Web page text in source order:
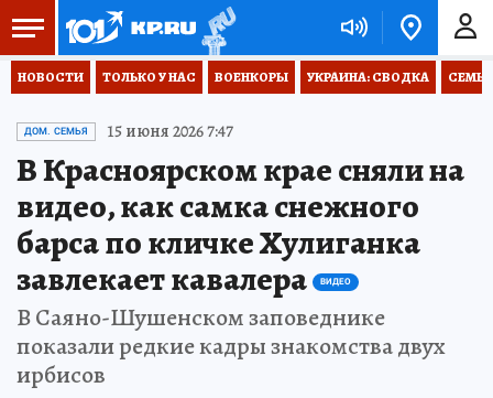
НОВОСТИ ТОЛЬКО У НАС ВОЕНКОРЫ УКРАИНА: СВОДКА
ДОМ. СЕМЬЯ 15 июня 2026 7:47
В Красноярском крае сняли на
видео, как самка снежного
барса по кличке Хулиганка
завлекает кавалера
ВИДЕО
В Саяно-Шушенском заповеднике
показали редкие кадры знакомства двух
ирбисов